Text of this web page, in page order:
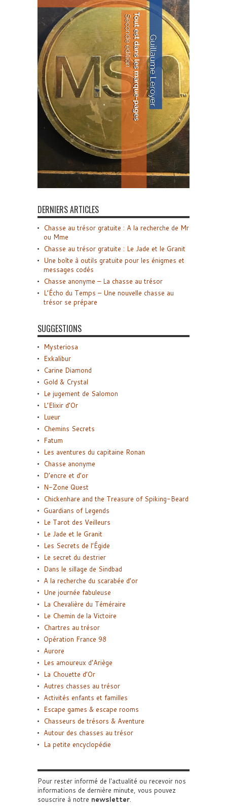
DERNIERS ARTICLES
Chasse au trésor gratuite : A la recherche de Mr
ou Mme
Chasse au trésor gratuite : Le Jade et le Granit
Une boîte à outils gratuite pour les énigmes et
messages codés
Chasse anonyme – La chasse au trésor
L’Écho du Temps – Une nouvelle chasse au
trésor se prépare
SUGGESTIONS
Mysteriosa
Exkalibur
Carine Diamond
Gold & Crystal
Le jugement de Salomon
L’Elixir d’Or
Lueur
Chemins Secrets
Fatum
Les aventures du capitaine Ronan
Chasse anonyme
D’encre et d’or
N-Zone Quest
Chickenhare and the Treasure of Spiking-Beard
Guardians of Legends
Le Tarot des Veilleurs
Le Jade et le Granit
Les Secrets de l’Égide
Le secret du destrier
Dans le sillage de Sindbad
A la recherche du scarabée d’or
Une journée fabuleuse
La Chevalière du Téméraire
Le Chemin de la Victoire
Chartres au trésor
Opération France 98
Aurore
Les amoureux d’Ariège
La Chouette d’Or
Autres chasses au trésor
Activités enfants et familles
Escape games & escape rooms
Chasseurs de trésors & Aventure
Autour des chasses au trésor
La petite encyclopédie
Pour rester informé de l'actualité ou recevoir nos
informations de dernière minute, vous pouvez
souscrire à notre newsletter.